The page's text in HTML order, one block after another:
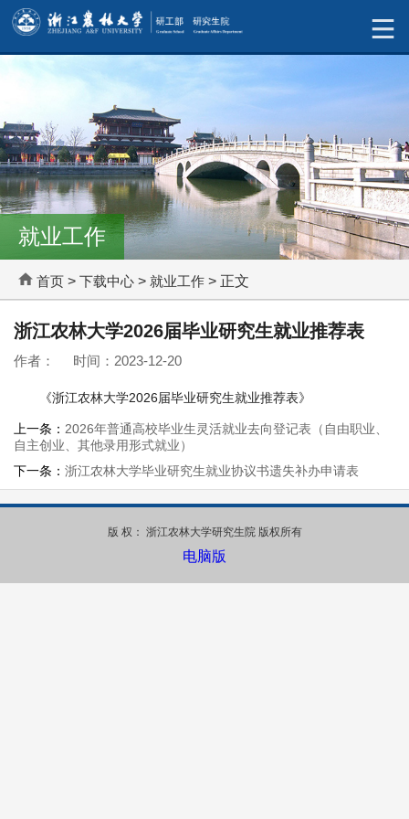
就业工作
首页 > 下载中心 > 就业工作 > 正文
浙江农林大学2026届毕业研究生就业推荐表
作者： 时间：2023-12-20
《浙江农林大学2026届毕业研究生就业推荐表》
上一条： 2026年普通高校毕业生灵活就业去向登记表（自由职业、
自主创业、其他录用形式就业）
下一条： 浙江农林大学毕业研究生就业协议书遗失补办申请表
版 权： 浙江农林大学研究生院 版权所有
电脑版